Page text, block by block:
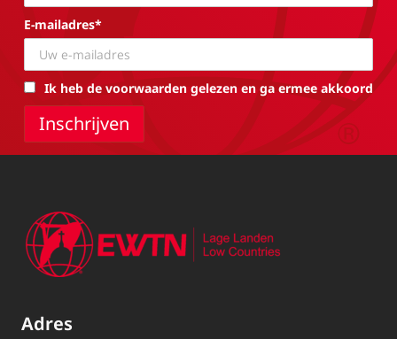
E-mailadres*
Ik heb de voorwaarden gelezen en ga ermee akkoord
Adres